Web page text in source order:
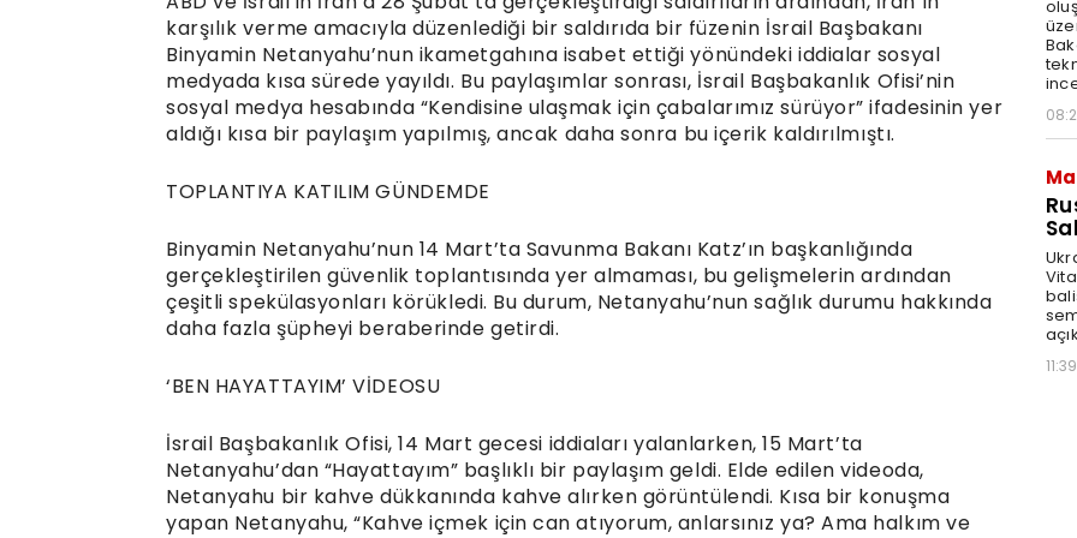
karşılık verme amacıyla düzenlediği bir saldırıda bir füzenin İsrail Başbakanı
Binyamin Netanyahu’nun ikametgahına isabet ettiği yönündeki iddialar sosyal
medyada kısa sürede yayıldı. Bu paylaşımlar sonrası, İsrail Başbakanlık Ofisi’nin
sosyal medya hesabında “Kendisine ulaşmak için çabalarımız sürüyor” ifadesinin yer
aldığı kısa bir paylaşım yapılmış, ancak daha sonra bu içerik kaldırılmıştı.
TOPLANTIYA KATILIM GÜNDEMDE
Binyamin Netanyahu’nun 14 Mart’ta Savunma Bakanı Katz’ın başkanlığında
gerçekleştirilen güvenlik toplantısında yer almaması, bu gelişmelerin ardından
çeşitli spekülasyonları körükledi. Bu durum, Netanyahu’nun sağlık durumu hakkında
daha fazla şüpheyi beraberinde getirdi.
‘BEN HAYATTAYIM’ VİDEOSU
İsrail Başbakanlık Ofisi, 14 Mart gecesi iddiaları yalanlarken, 15 Mart’ta
Netanyahu’dan “Hayattayım” başlıklı bir paylaşım geldi. Elde edilen videoda,
Netanyahu bir kahve dükkanında kahve alırken görüntülendi. Kısa bir konuşma
yapan Netanyahu, “Kahve içmek için can atıyorum, anlarsınız ya? Ama halkım ve
11:39